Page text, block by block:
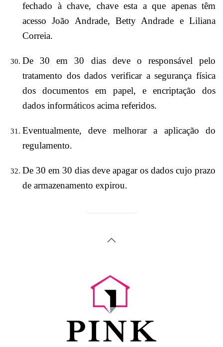
fechado à chave, chave esta a que apenas têm
acesso João Andrade, Betty Andrade e Liliana
Correia.
De 30 em 30 dias deve o responsável pelo
tratamento dos dados verificar a segurança física
dos documentos em papel, e encriptação dos
dados informáticos acima referidos.
Eventualmente, deve melhorar a aplicação do
regulamento.
De 30 em 30 dias deve apagar os dados cujo prazo
de armazenamento expirou.